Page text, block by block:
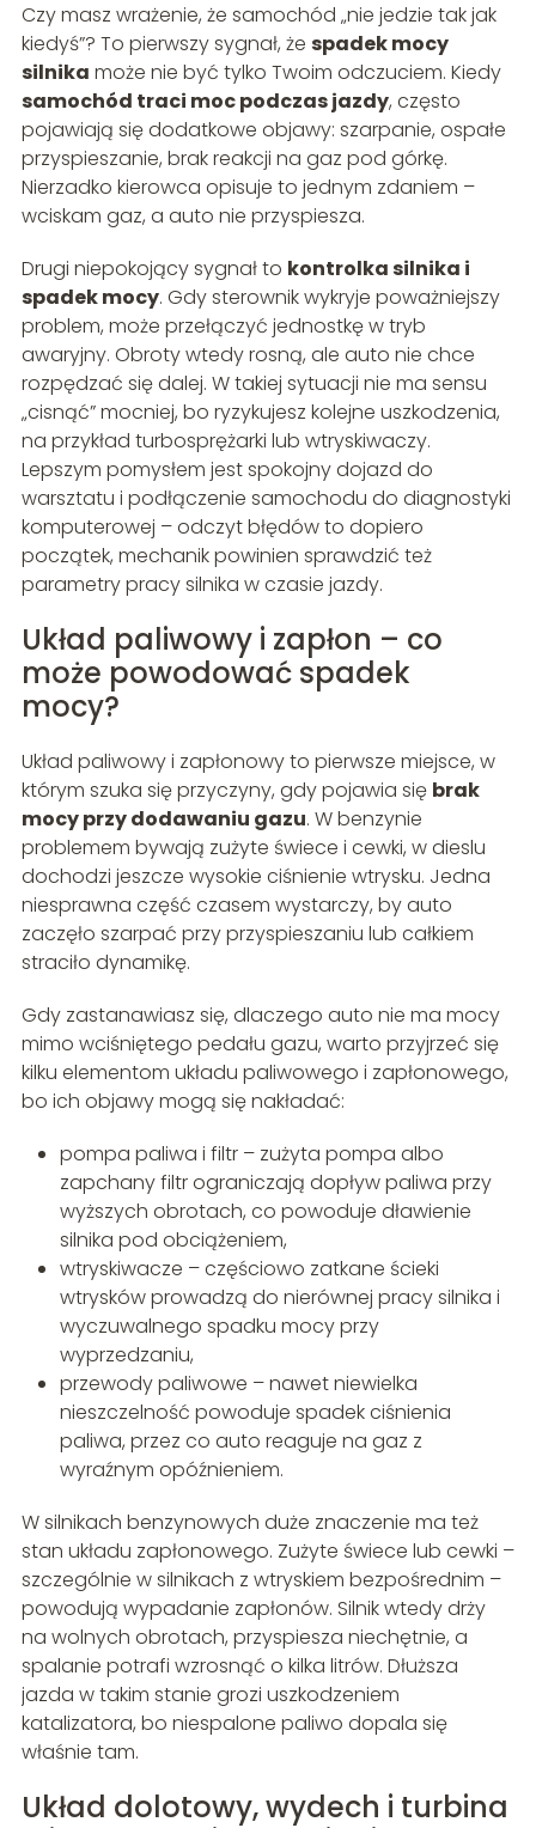
Czy masz wrażenie, że samochód „nie jedzie tak jak
kiedyś”? To pierwszy sygnał, że spadek mocy
silnika może nie być tylko Twoim odczuciem. Kiedy
samochód traci moc podczas jazdy, często
pojawiają się dodatkowe objawy: szarpanie, ospałe
przyspieszanie, brak reakcji na gaz pod górkę.
Nierzadko kierowca opisuje to jednym zdaniem –
wciskam gaz, a auto nie przyspiesza.
Drugi niepokojący sygnał to kontrolka silnika i
spadek mocy. Gdy sterownik wykryje poważniejszy
problem, może przełączyć jednostkę w tryb
awaryjny. Obroty wtedy rosną, ale auto nie chce
rozpędzać się dalej. W takiej sytuacji nie ma sensu
„cisnąć” mocniej, bo ryzykujesz kolejne uszkodzenia,
na przykład turbosprężarki lub wtryskiwaczy.
Lepszym pomysłem jest spokojny dojazd do
warsztatu i podłączenie samochodu do diagnostyki
komputerowej – odczyt błędów to dopiero
początek, mechanik powinien sprawdzić też
parametry pracy silnika w czasie jazdy.
Układ paliwowy i zapłon – co
może powodować spadek
mocy?
Układ paliwowy i zapłonowy to pierwsze miejsce, w
którym szuka się przyczyny, gdy pojawia się brak
mocy przy dodawaniu gazu. W benzynie
problemem bywają zużyte świece i cewki, w dieslu
dochodzi jeszcze wysokie ciśnienie wtrysku. Jedna
niesprawna część czasem wystarczy, by auto
zaczęło szarpać przy przyspieszaniu lub całkiem
straciło dynamikę.
Gdy zastanawiasz się, dlaczego auto nie ma mocy
mimo wciśniętego pedału gazu, warto przyjrzeć się
kilku elementom układu paliwowego i zapłonowego,
bo ich objawy mogą się nakładać:
pompa paliwa i filtr – zużyta pompa albo
zapchany filtr ograniczają dopływ paliwa przy
wyższych obrotach, co powoduje dławienie
silnika pod obciążeniem,
wtryskiwacze – częściowo zatkane ścieki
wtrysków prowadzą do nierównej pracy silnika i
wyczuwalnego spadku mocy przy
wyprzedzaniu,
przewody paliwowe – nawet niewielka
nieszczelność powoduje spadek ciśnienia
paliwa, przez co auto reaguje na gaz z
wyraźnym opóźnieniem.
W silnikach benzynowych duże znaczenie ma też
stan układu zapłonowego. Zużyte świece lub cewki –
szczególnie w silnikach z wtryskiem bezpośrednim –
powodują wypadanie zapłonów. Silnik wtedy drży
na wolnych obrotach, przyspiesza niechętnie, a
spalanie potrafi wzrosnąć o kilka litrów. Dłuższa
jazda w takim stanie grozi uszkodzeniem
katalizatora, bo niespalone paliwo dopala się
właśnie tam.
Układ dolotowy, wydech i turbina